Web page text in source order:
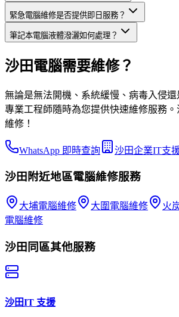
緊急電腦維修是否提供即日服務？
筆記本電腦液體潑灑如何處理？
沙田電腦需要維修？
無論是無法開機、系統緩慢、病毒入侵
專業工程師隨時為您提供快速維修服務
維修！
WhatsApp 即時查詢 沙田企業IT支
沙田 附近地區電腦維修服務
大埔電腦維修 大圍 電腦維修 火
電腦維修
沙田 同區其他服務
沙田IT 支援